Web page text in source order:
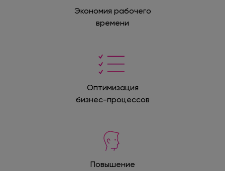
Экономия рабочего
времени
Оптимизация
бизнес-процессов
Повышение